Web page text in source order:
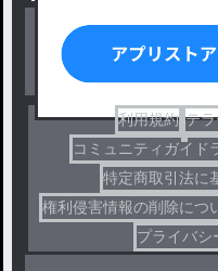
利用規約 テ
コミュニティガイド
特定商取引法に
権利侵害情報の削除につ
プライバシ